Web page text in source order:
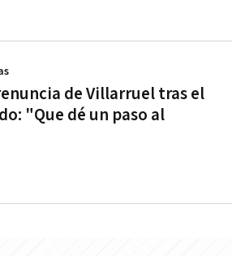
de Villarruel tras el
"Que dé un paso al